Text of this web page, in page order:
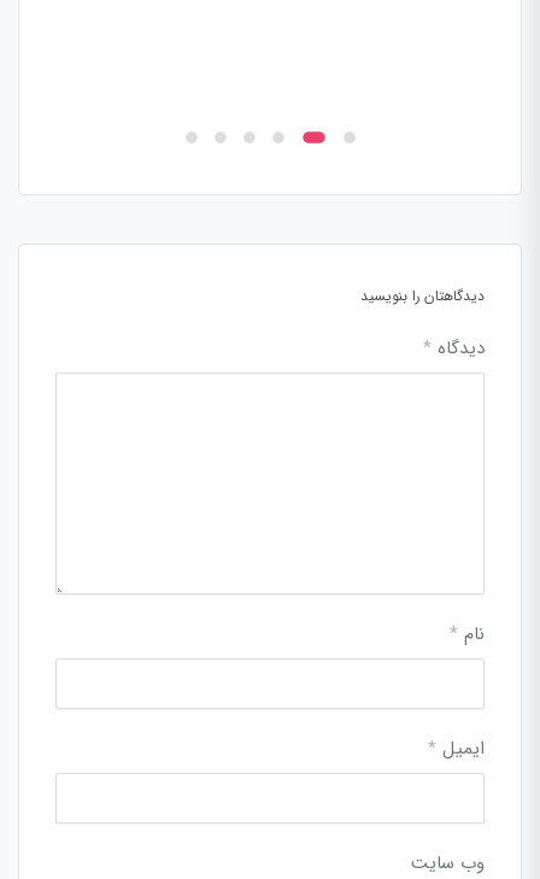
دیدگاهتان را بنویسید
دیدگاه *
نام *
ایمیل *
وب‌ سایت